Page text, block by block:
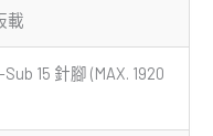
載
15 針腳 (MAX. 1920